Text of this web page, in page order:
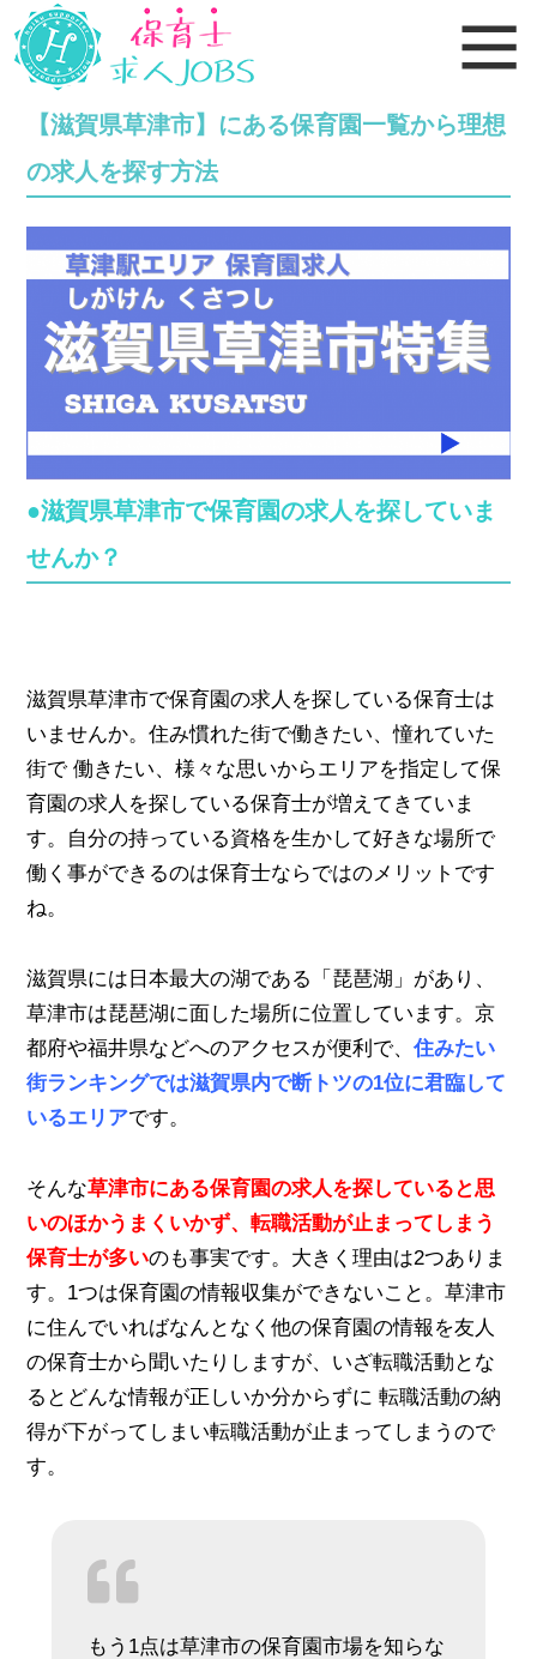
【滋賀県草津市】にある保育園一覧から理想
の求人を探す方法
●滋賀県草津市で保育園の求人を探していま
せんか？
滋賀県草津市で保育園の求人を探している保育士は
いませんか。住み慣れた街で働きたい、憧れていた
街で 働きたい、様々な思いからエリアを指定して保
育園の求人を探している保育士が増えてきていま
す。自分の持っている資格を生かして好きな場所で
働く事ができるのは保育士ならではのメリットです
ね。
滋賀県には日本最大の湖である「琵琶湖」があり、
草津市は琵琶湖に面した場所に位置しています。京
都府や福井県などへのアクセスが便利で、住みたい
街ランキングでは滋賀県内で断トツの1位に君臨して
いるエリアです。
そんな草津市にある保育園の求人を探していると思
いのほかうまくいかず、転職活動が止まってしまう
保育士が多いのも事実です。大きく理由は2つありま
す。1つは保育園の情報収集ができないこと。草津市
に住んでいればなんとなく他の保育園の情報を友人
の保育士から聞いたりしますが、いざ転職活動とな
るとどんな情報が正しいか分からずに 転職活動の納
得が下がってしまい転職活動が止まってしまうので
す。
もう1点は草津市の保育園市場を知らな